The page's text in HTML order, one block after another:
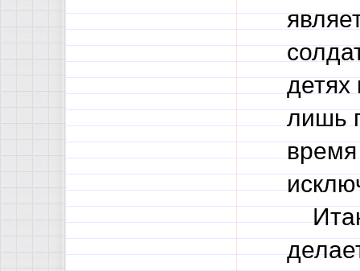
детях
лишь
время
Итак,